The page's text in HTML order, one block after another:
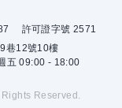
許可證字號 2571
巷12號10樓
五 09:00 - 18:00
Reserved.